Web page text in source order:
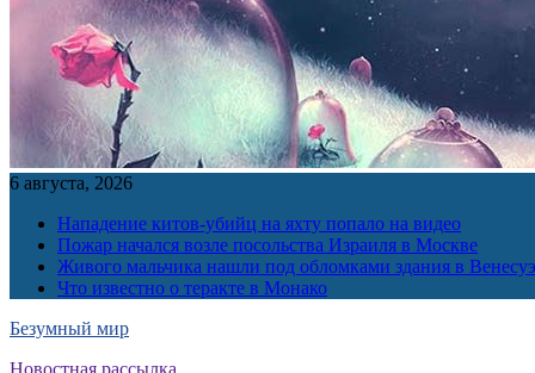
6 августа, 2026
Нападение китов-убийц на яхту попало на видео
Пожар начался возле посольства Израиля в Москве
Живого мальчика нашли под обломками здания в
Что известно о теракте в Монако
Безумный мир
Новостная рассылка